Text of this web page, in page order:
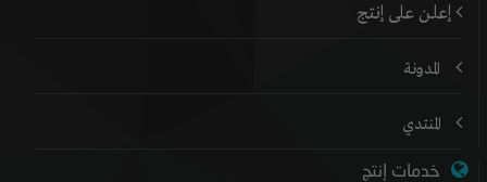
إعلن على إنتج
المدونة
المنتدي
خدمات إنتج